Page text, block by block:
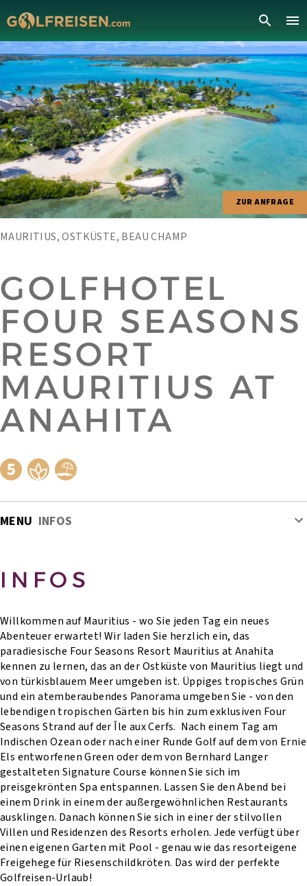
ZUR ANFRAGE
MAURITIUS, OSTKÜSTE, BEAU CHAMP
GOLFHOTEL
FOUR SEASONS
RESORT
MAURITIUS AT
ANAHITA
MENU INFOS
INFOS
Willkommen auf Mauritius - wo Sie jeden Tag ein neues
Abenteuer erwartet! Wir laden Sie herzlich ein, das
paradiesische Four Seasons Resort Mauritius at Anahita
kennen zu lernen, das an der Ostküste von Mauritius liegt und
von türkisblauem Meer umgeben ist. Üppiges tropisches Grün
und ein atemberaubendes Panorama umgeben Sie - von den
lebendigen tropischen Gärten bis hin zum exklusiven Four
Seasons Strand auf der Île aux Cerfs. Nach einem Tag am
Indischen Ozean oder nach einer Runde Golf auf dem von Ernie
Els entworfenen Green oder dem von Bernhard Langer
gestalteten Signature Course können Sie sich im
preisgekrönten Spa entspannen. Lassen Sie den Abend bei
einem Drink in einem der außergewöhnlichen Restaurants
ausklingen. Danach können Sie sich in einer der stilvollen
Villen und Residenzen des Resorts erholen. Jede verfügt über
einen eigenen Garten mit Pool - genau wie das resorteigene
Freigehege für Riesenschildkröten. Das wird der perfekte
Golfreisen-Urlaub!